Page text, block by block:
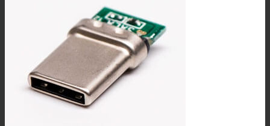
QMA 连接器